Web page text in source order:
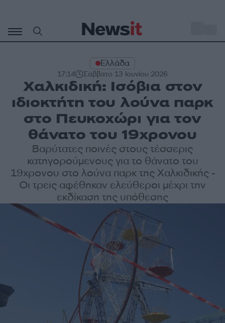
περιεχόμενο
Ελλάδα
17:14 Σάββατο 13 Ιουνίου 2026
Χαλκιδική: Ισόβια στον
ιδιοκτήτη του λούνα παρκ
στο Πευκοχώρι για τον
θάνατο του 19χρονου
Βαρύτατες ποινές στους τέσσερις
κατηγορούμενους για το θάνατο του
19χρονου στο λούνα παρκ της Χαλκιδικής -
Οι τρεις αφέθηκαν ελεύθεροι μέχρι την
εκδίκαση της υπόθεσης